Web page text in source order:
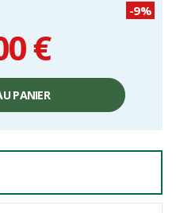
-9%
€
PANIER